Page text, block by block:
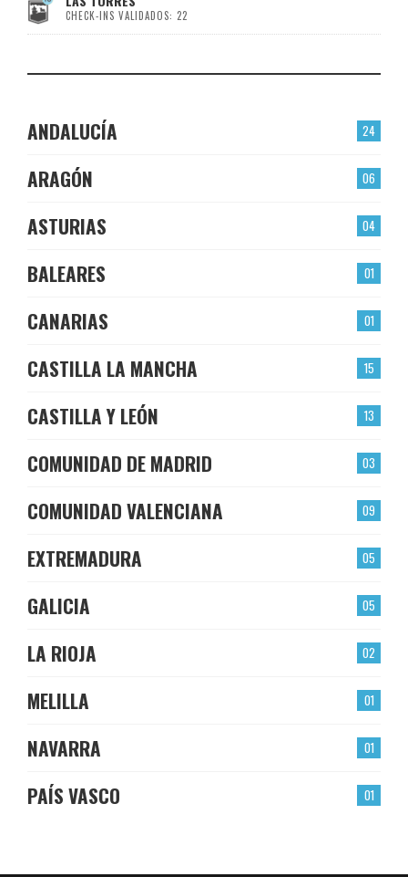
CHECK-INS VALIDADOS: 22
24
ANDALUCÍA
06
ARAGÓN
04
ASTURIAS
01
BALEARES
01
CANARIAS
15
CASTILLA LA MANCHA
13
CASTILLA Y LEÓN
03
COMUNIDAD DE MADRID
09
COMUNIDAD VALENCIANA
05
EXTREMADURA
05
GALICIA
02
LA RIOJA
01
MELILLA
01
NAVARRA
01
PAÍS VASCO